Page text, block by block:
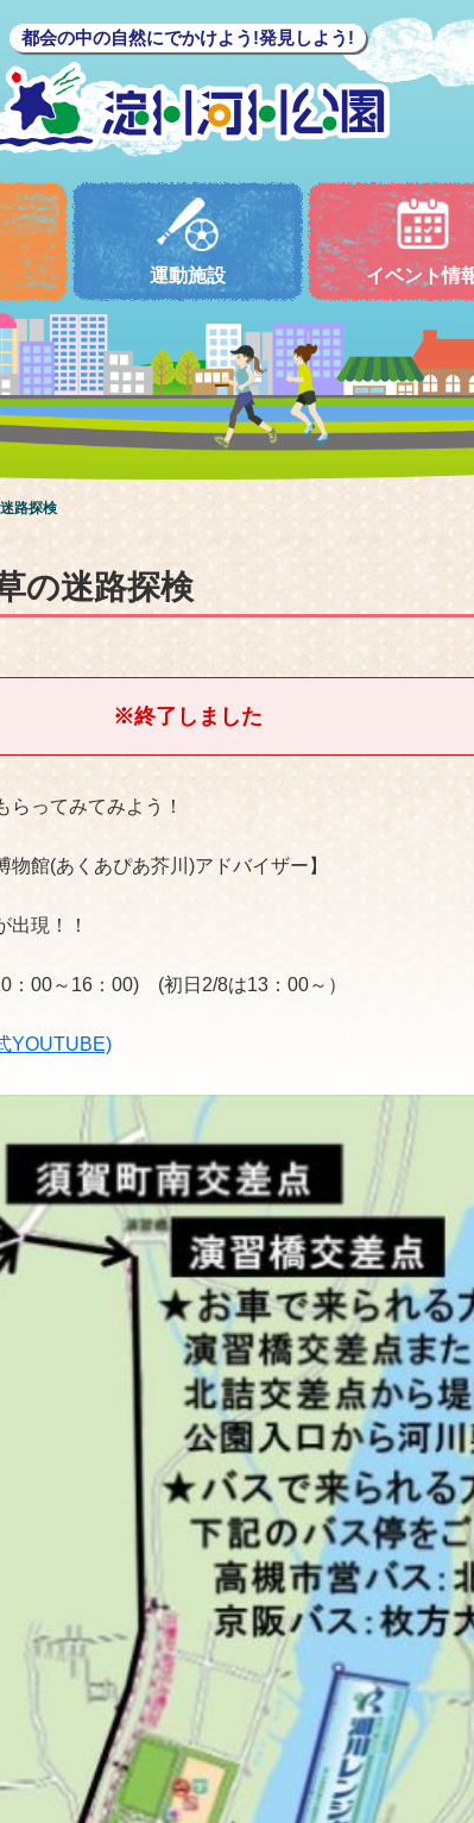
都会の中の自然にでかけよう!発見しよう!
運動施設 イベント情
路探検
の迷路探検
※終了しました
ってみてみよう！
館(あくあぴあ芥川)アドバイザー】
出現！！
：00～16：00) (初日2/8は13：00～）
YOUTUBE)